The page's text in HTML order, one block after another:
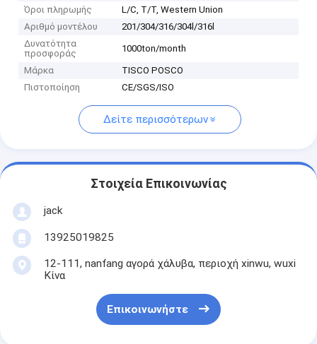
Όροι πληρωμής
L/C, T/T, Western Union
Αριθμό μοντέλου
201/304/316/304l/316l
Δυνατότητα
προσφοράς
1000ton/month
Μάρκα
TISCO POSCO
Πιστοποίηση
CE/SGS/ISO
Δείτε περισσότερων
Στοιχεία Επικοινωνίας
jack
13925019825
12-111, nanfang αγορά χάλυβα, περιοχή xinwu, wuxi
Κίνα
Επικοινωνήστε